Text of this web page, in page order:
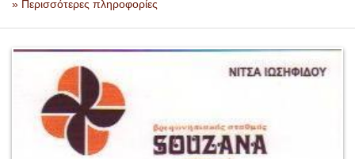
» Περισσότερες πληροφορίες